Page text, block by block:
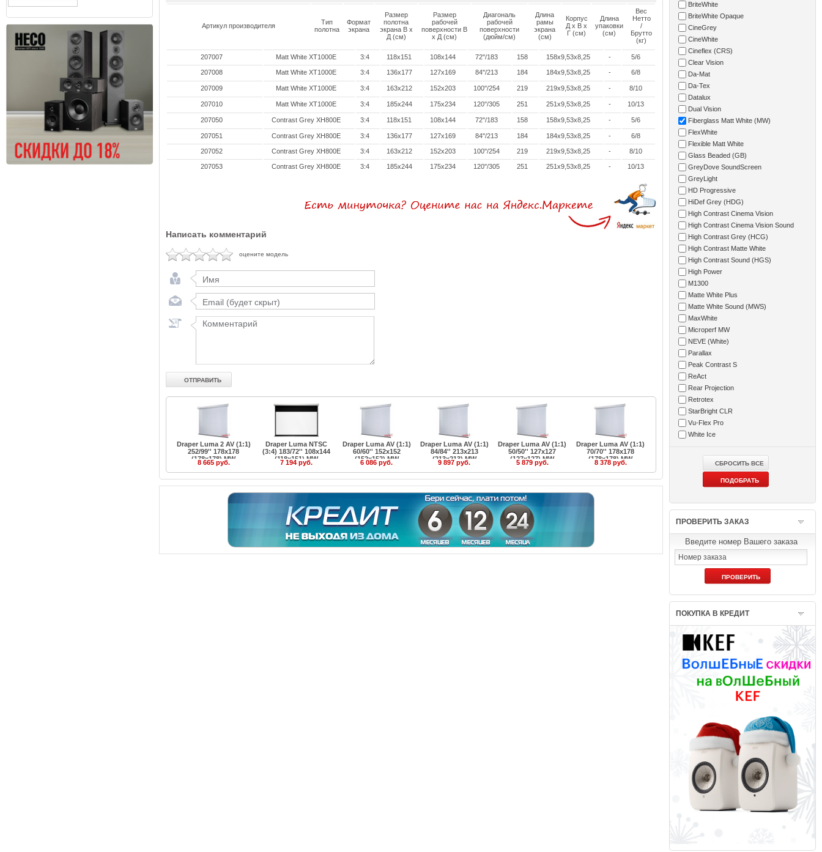
Артикул производителя
Тип
полотна
Формат
экрана
Размер
полотна
экрана В x
Д (см)
Размер
рабочей
поверхности В
x Д (см)
Диагональ
рабочей
поверхности
(дюйм/см)
Длина
рамы
экрана
(см)
Корпус
Д x В x
Г (см)
Длина
упаковки
(см)
Вес
Нетто
/
Брутто
(кг)
207007 Matt White XT1000E 3:4 118x151 108x144 72''/183 158 158x9,53x8,25 - 5/6
207008 Matt White XT1000E 3:4 136x177 127x169 84''/213 184 184x9,53x8,25 - 6/8
207009 Matt White XT1000E 3:4 163x212 152x203 100''/254 219 219x9,53x8,25 - 8/10
207010 Matt White XT1000E 3:4 185x244 175x234 120''/305 251 251x9,53x8,25 - 10/13
207050 Contrast Grey XH800E 3:4 118x151 108x144 72''/183 158 158x9,53x8,25 - 5/6
207051 Contrast Grey XH800E 3:4 136x177 127x169 84''/213 184 184x9,53x8,25 - 6/8
207052 Contrast Grey XH800E 3:4 163x212 152x203 100''/254 219 219x9,53x8,25 - 8/10
207053 Contrast Grey XH800E 3:4 185x244 175x234 120''/305 251 251x9,53x8,25 - 10/13
Написать комментарий
оцените модель
Draper Luma 2 AV (1:1)
252/99'' 178x178
(178x178) MW
8 665 руб.
Draper Luma NTSC
(3:4) 183/72'' 108x144
(118x151) MW
7 194 руб.
Draper Luma AV (1:1)
60/60'' 152x152
(152x152) MW
6 086 руб.
Draper Luma AV (1:1)
84/84'' 213x213
(213x213) MW
9 897 руб.
Draper Luma AV (1:1)
50/50'' 127x127
(127x127) MW
5 879 руб.
Draper Luma AV (1:1)
70/70'' 178x178
(178x178) MW
8 378 руб.
BriteWhite
BriteWhite Opaque
CineGrey
CineWhite
Cineflex (CRS)
Clear Vision
Da-Mat
Da-Tex
Datalux
Dual Vision
Fiberglass Matt White (MW)
FlexWhite
Flexible Matt White
Glass Beaded (GB)
GreyDove SoundScreen
GreyLight
HD Progressive
HiDef Grey (HDG)
High Contrast Cinema Vision
High Contrast Cinema Vision Sound
High Contrast Grey (HCG)
High Contrast Matte White
High Contrast Sound (HGS)
High Power
M1300
Matte White Plus
Matte White Sound (MWS)
MaxWhite
Microperf MW
NEVE (White)
Parallax
Peak Contrast S
ReAct
Rear Projection
Retrotex
StarBright CLR
Vu-Flex Pro
White Ice
ПРОВЕРИТЬ ЗАКАЗ
Введите номер Вашего заказа
ПОКУПКА В КРЕДИТ